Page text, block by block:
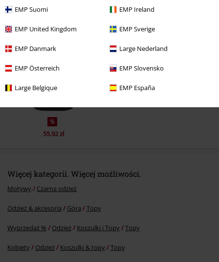
EMP Suomi EMP Ireland
EMP United Kingdom EMP Sverige
EMP Danmark Large Nederland
EMP Österreich EMP Slovensko
Large Belgique EMP España
Ostatnia wizyta
%
55.92 zł
Więcej kategorii. Więcej możliwości.
Motywy Czarna odzież
Odzież & akcesoria Góra Topy
Wyprzedaż % Odzież Koszulki i Topy Topy
Kobiety Odzież Koszulki & topy Topy